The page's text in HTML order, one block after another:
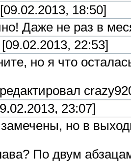
18:50]
Даже не раз в
[09.02.2013, 22:53]
но я что
23:07]
но в
По двум